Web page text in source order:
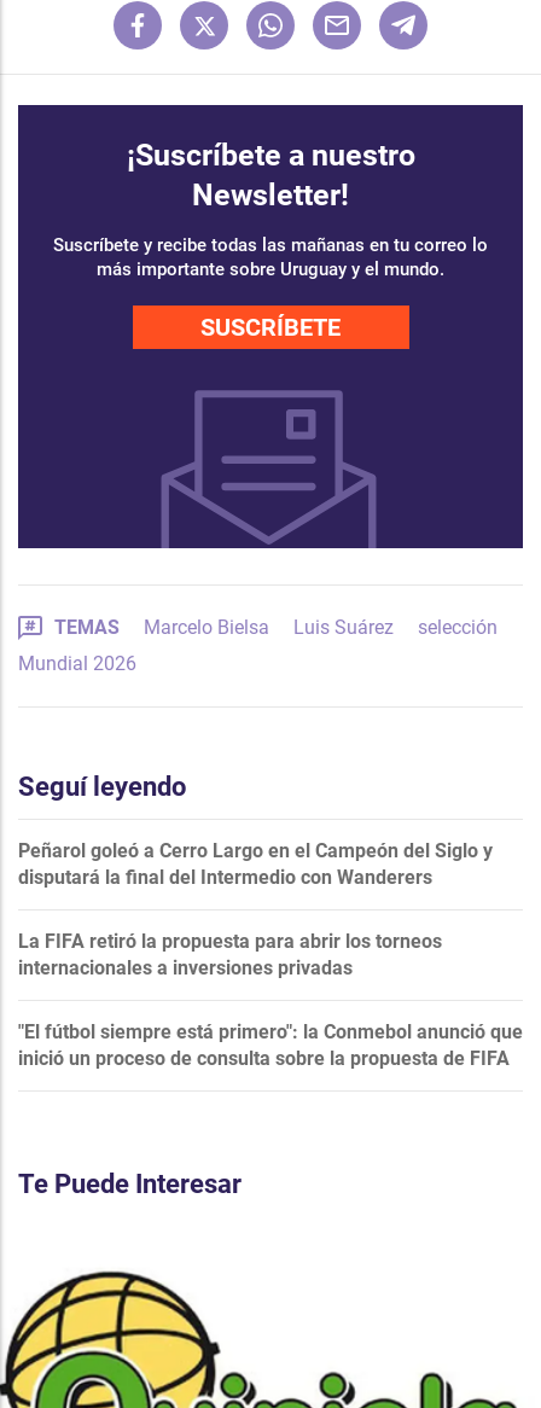
¡Suscríbete a nuestro
Newsletter!
Suscríbete y recibe todas las mañanas en tu correo lo
más importante sobre Uruguay y el mundo.
SUSCRÍBETE
TEMAS Marcelo Bielsa Luis Suárez
selección
Mundial 2026
Seguí leyendo
Peñarol goleó a Cerro Largo en el Campeón del Siglo y
disputará la final del Intermedio con Wanderers
La FIFA retiró la propuesta para abrir los torneos
internacionales a inversiones privadas
"El fútbol siempre está primero": la Conmebol anunció que
inició un proceso de consulta sobre la propuesta de FIFA
Te Puede Interesar